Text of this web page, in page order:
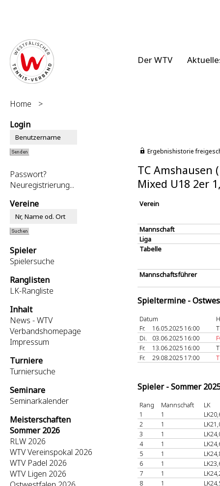
Der WTV
Home
>
Login
Passwort?
Neuregistrierung...
Vereine
Spieler
Spielersuche
Ranglisten
LK-Rangliste
Inhalt
News - WTV
Verbandshomepage
Impressum
Turniere
Turniersuche
Seminare
Seminarkalender
Meisterschaften
Sommer 2026
RLW 2026
WTV Vereinspokal 2026
WTV Padel 2026
WTV Ligen 2026
Ergebnishistorie
TC Amshausen
Mixed U18 2er
Verein
Mannschaft
Liga
Tabelle
Mannschaftsführer
Spieltermine -
Datum
Fr.
16.05.2025 16:00
Di.
03.06.2025 16:00
Fr.
13.06.2025 16:00
Fr.
29.08.2025 17:00
Spieler - Sommer
Rang Mannschaft
LK
1
1
2
1
3
1
4
1
5
1
6
1
7
1
8
1